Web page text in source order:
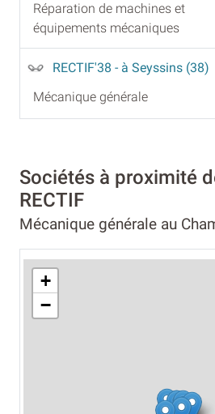
Réparation de machines et
équipements mécaniques
RECTIF'38 - à Seyssins (38)
Mécanique générale
Sociétés à proximité
RECTIF
Mécanique générale au
+
−